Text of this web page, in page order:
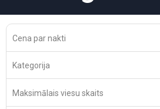
Cena par nakti
Kategorija
Maksimālais viesu skaits